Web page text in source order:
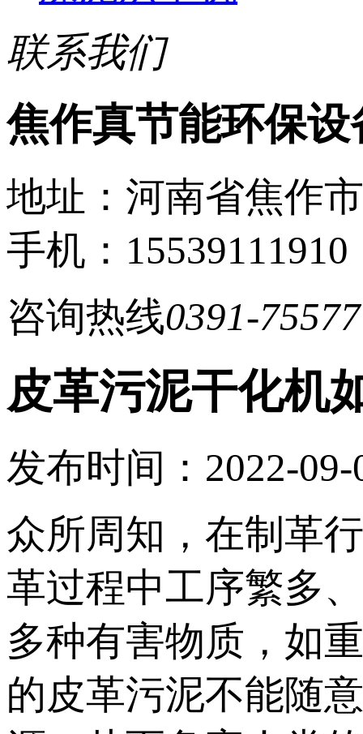
联系我们
焦作真节能环保
地址：河南省焦作
手机：15539111910
咨询热线0391-
皮革污泥干化机
发布时间：2022-09-
众所周知，在制革
革过程中工序繁多
多种有害物质，如
的皮革污泥不能随